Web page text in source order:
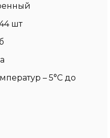
шт
– 5°C до